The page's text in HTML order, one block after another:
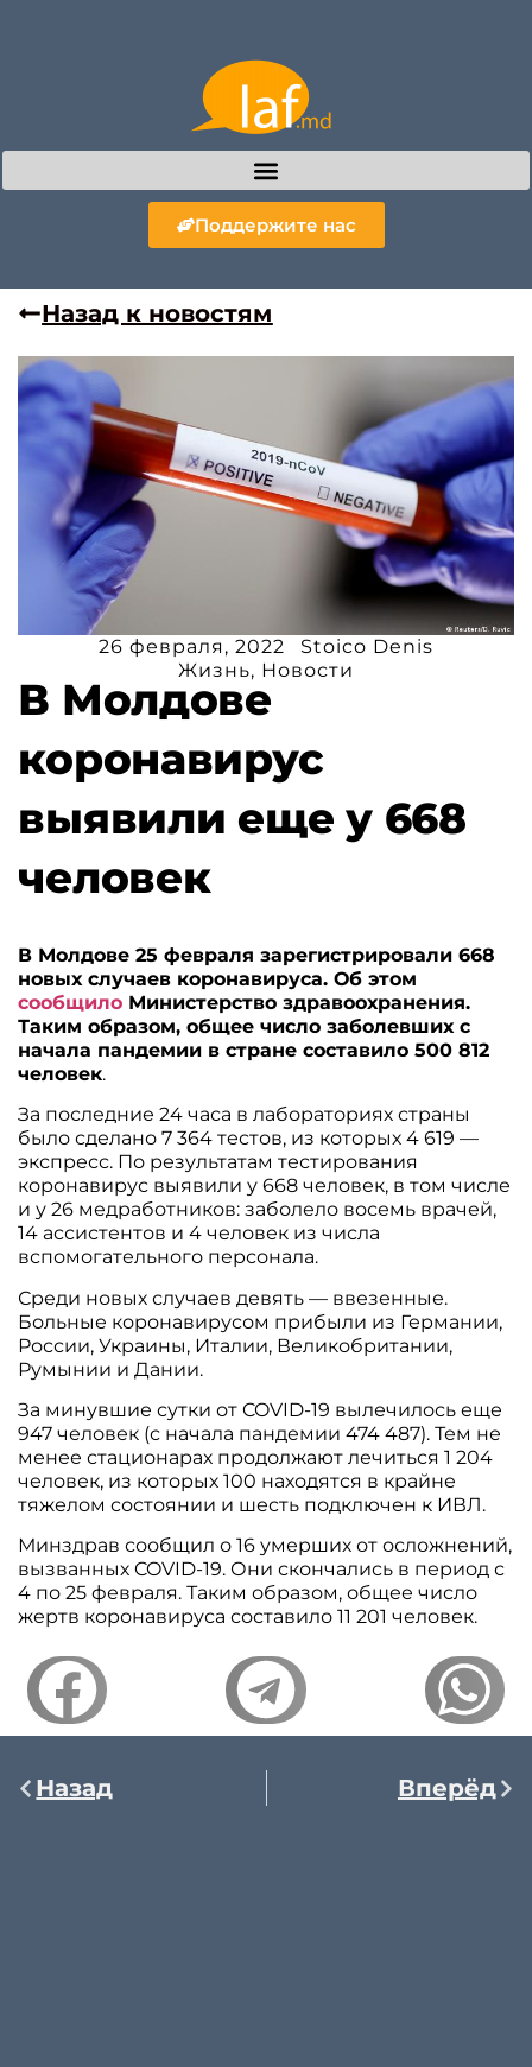
Поддержите нас
Назад к новостям
26 февраля, 2022
Stoico Denis
Жизнь, Новости
В Молдове
коронавирус
выявили еще у 668
человек
В Молдове 25 февраля зарегистрировали 668
новых случаев коронавируса. Об этом
сообщило Министерство здравоохранения.
Таким образом, общее число заболевших с
начала пандемии в стране составило 500 812
человек.
За последние 24 часа в лабораториях страны
было сделано 7 364 тестов, из которых 4 619 —
экспресс. По результатам тестирования
коронавирус выявили у 668 человек, в том числе
и у 26 медработников: заболело восемь врачей,
14 ассистентов и 4 человек из числа
вспомогательного персонала.
Среди новых случаев девять — ввезенные.
Больные коронавирусом прибыли из Германии,
России, Украины, Италии, Великобритании,
Румынии и Дании.
За минувшие сутки от COVID-19 вылечилось еще
947 человек (с начала пандемии 474 487). Тем не
менее стационарах продолжают лечиться 1 204
человек, из которых 100 находятся в крайне
тяжелом состоянии и шесть подключен к ИВЛ.
Минздрав сообщил о 16 умерших от осложнений,
вызванных COVID-19. Они скончались в период с
4 по 25 февраля. Таким образом, общее число
жертв коронавируса составило 11 201 человек.
Назад Вперёд